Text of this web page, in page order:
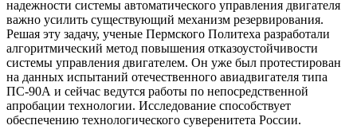
надежности системы автоматического управления двигателя
важно усилить существующий механизм резервирования.
Решая эту задачу, ученые Пермского Политеха разработали
алгоритмический метод повышения отказоустойчивости
системы управления двигателем. Он уже был протестирован
на данных испытаний отечественного авиадвигателя типа
ПС-90А и сейчас ведутся работы по непосредственной
апробации технологии. Исследование способствует
обеспечению технологического суверенитета России.